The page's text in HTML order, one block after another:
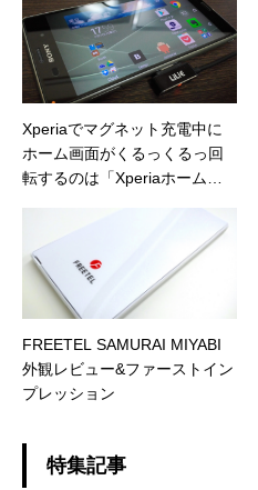
Xperiaでマグネット充電中に
ホーム画面がくるっくるっ回
転するのは「Xperiaホーム」
FREETEL SAMURAI MIYABI
外観レビュー&ファーストイン
プレッション
特集記事